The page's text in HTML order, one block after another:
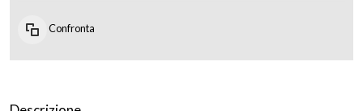
Confronta